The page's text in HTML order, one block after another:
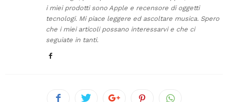
i miei prodotti sono Apple e recensore di oggetti
tecnologi. Mi piace leggere ed ascoltare musica. Spero
che i miei articoli possano interessarvi e che ci
seguiate in tanti.